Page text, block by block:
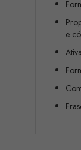
e